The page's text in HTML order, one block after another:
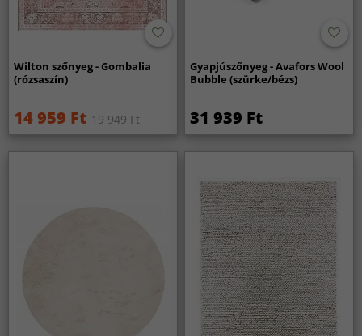
Wilton szőnyeg - Gombalia
(rózsaszín)
14 959 Ft 19 949 Ft
Gyapjúszőnyeg - Avafors Wool
Bubble (szürke/bézs)
31 939 Ft